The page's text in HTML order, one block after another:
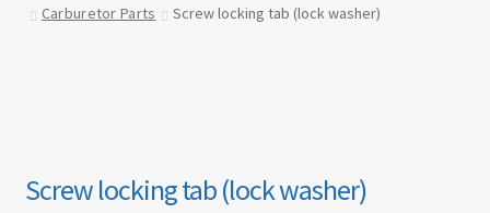
Carburetor Parts
Screw locking tab (lock washer)
Screw locking tab (lock washer)